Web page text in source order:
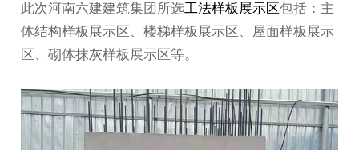
此次河南六建建筑集团所选工法样板展示区包括：主
体结构样板展示区、楼梯样板展示区、屋面样板展示
区、砌体抹灰样板展示区等。